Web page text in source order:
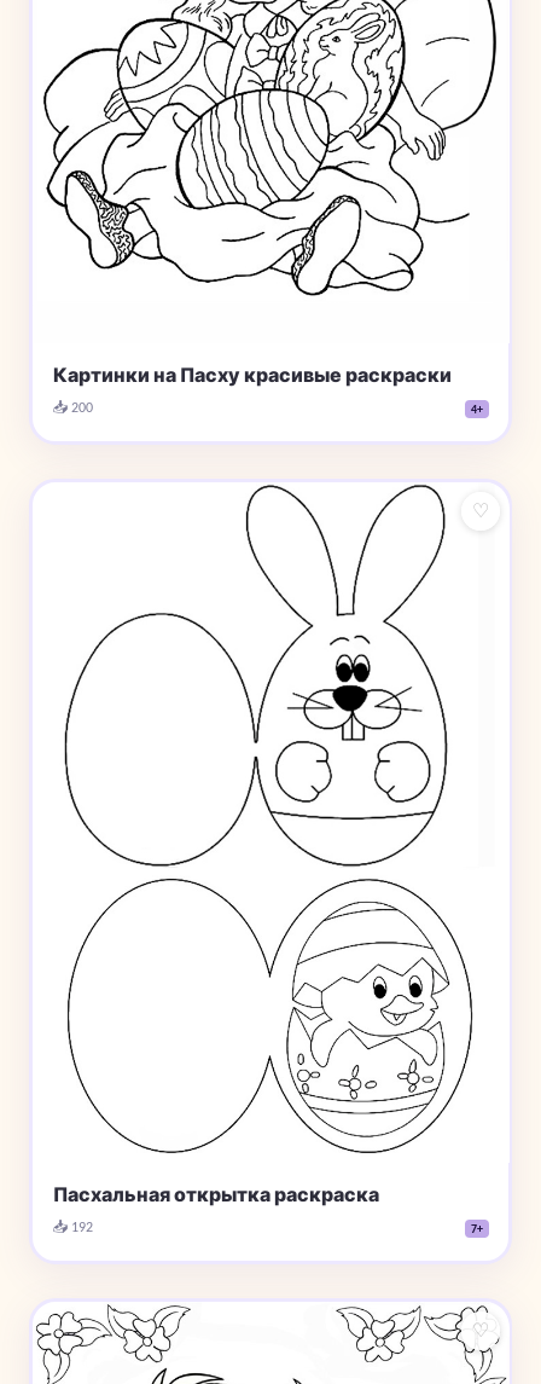
Картинки на Пасху красивые раскраски
📥 200 4+
♡
Пасхальная открытка раскраска
📥 192 7+
♡